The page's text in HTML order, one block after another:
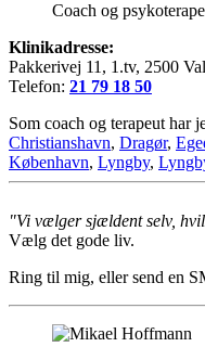
Coach og
Klinikadresse:
Pakkerivej 11, 1.tv, 2500
Telefon: 21 79 18 50
Som coach og terapeut har
Christianshavn, Dragør,
København, Lyngby,
"Vi vælger sjældent selv,
Vælg det gode liv.
Ring til mig, eller send en